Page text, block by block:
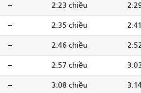
-- 2:23 chiều
-- 2:35 chiều
-- 2:46 chiều
-- 2:57 chiều
-- 3:08 chiều